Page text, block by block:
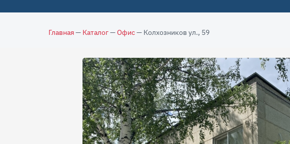
Покупателям
Собственникам
Главная— Каталог—Офис— Колхозников ул., 59